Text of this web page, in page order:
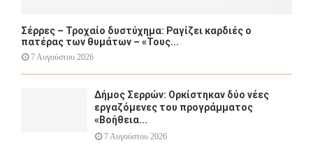
Σέρρες – Τροχαίο δυστύχημα: Ραγίζει καρδιές ο
πατέρας των θυμάτων – «Τους...
7 Αυγούστου 2026
Δήμος Σερρών: Ορκίστηκαν δύο νέες
εργαζόμενες του προγράμματος
«Βοήθεια...
7 Αυγούστου 2026